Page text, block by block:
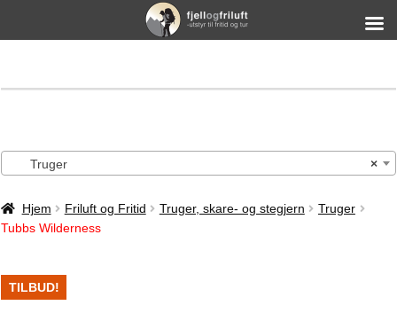
×
Truger
Hjem Friluft og Fritid Truger, skare- og stegjern
Truger
Tubbs Wilderness
TILBUD!